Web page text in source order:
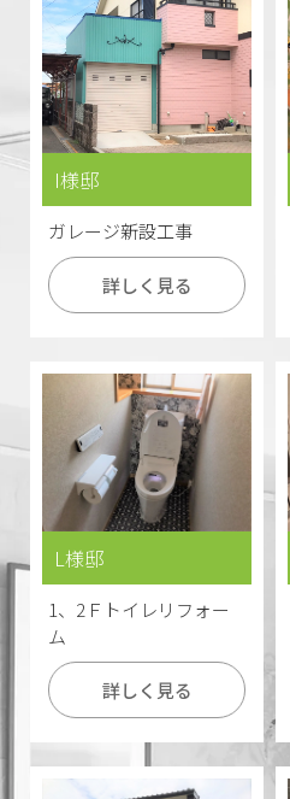
I様邸
ガレージ新設工事
詳しく見る
L様邸
1、2Ｆトイレリフォー
ム
詳しく見る